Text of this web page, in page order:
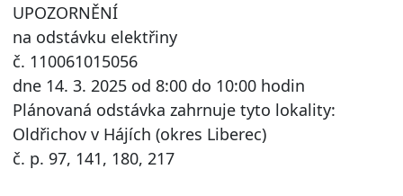
UPOZORNĚNÍ
na odstávku elektřiny
č. 110061015056
dne 14. 3. 2025 od 8:00 do 10:00 hodin
Plánovaná odstávka zahrnuje tyto lokality:
Oldřichov v Hájích (okres Liberec)
č. p. 97, 141, 180, 217